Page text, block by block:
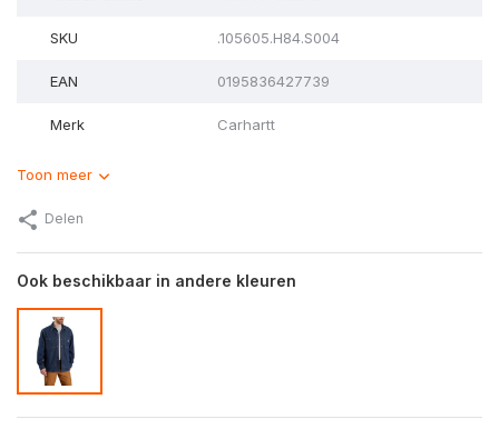
SKU .105605.H84.S004
EAN 0195836427739
Merk Carhartt
Toon meer
Delen
Ook beschikbaar in andere kleuren